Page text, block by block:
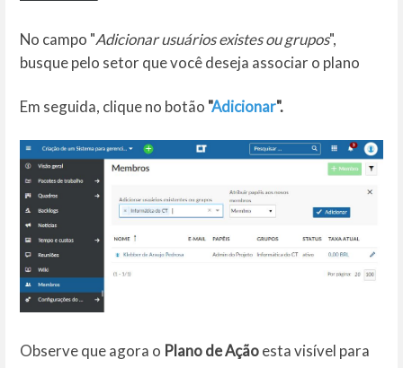
No campo "Adicionar usuários existes ou grupos",
busque pelo setor que você deseja associar o plano
Em seguida, clique no botão "Adicionar".
Observe que agora o Plano de Açãoesta visível para